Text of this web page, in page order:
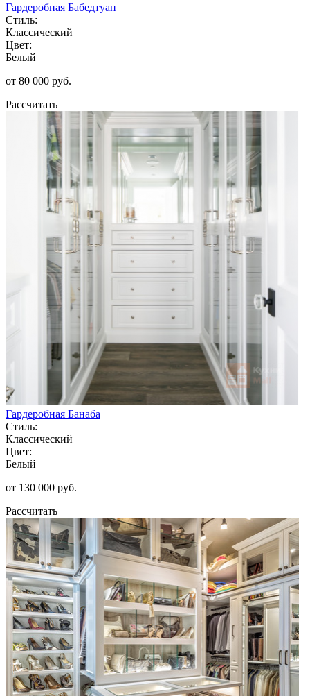
Гардеробная Бабедтуап
Стиль:
Классический
Цвет:
Белый
от 80 000 руб.
Рассчитать
Гардеробная Банаба
Стиль:
Классический
Цвет:
Белый
от 130 000 руб.
Рассчитать